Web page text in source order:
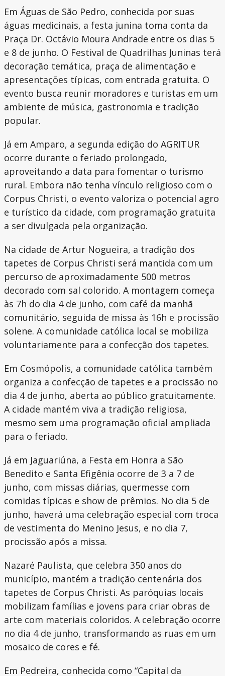
Em Águas de São Pedro, conhecida por suas
águas medicinais, a festa junina toma conta da
Praça Dr. Octávio Moura Andrade entre os dias 5
e 8 de junho. O Festival de Quadrilhas Juninas terá
decoração temática, praça de alimentação e
apresentações típicas, com entrada gratuita. O
evento busca reunir moradores e turistas em um
ambiente de música, gastronomia e tradição
popular.
Já em Amparo, a segunda edição do AGRITUR
ocorre durante o feriado prolongado,
aproveitando a data para fomentar o turismo
rural. Embora não tenha vínculo religioso com o
Corpus Christi, o evento valoriza o potencial agro
e turístico da cidade, com programação gratuita
a ser divulgada pela organização.
Na cidade de Artur Nogueira, a tradição dos
tapetes de Corpus Christi será mantida com um
percurso de aproximadamente 500 metros
decorado com sal colorido. A montagem começa
às 7h do dia 4 de junho, com café da manhã
comunitário, seguida de missa às 16h e procissão
solene. A comunidade católica local se mobiliza
voluntariamente para a confecção dos tapetes.
Em Cosmópolis, a comunidade católica também
organiza a confecção de tapetes e a procissão no
dia 4 de junho, aberta ao público gratuitamente.
A cidade mantém viva a tradição religiosa,
mesmo sem uma programação oficial ampliada
para o feriado.
Já em Jaguariúna, a Festa em Honra a São
Benedito e Santa Efigênia ocorre de 3 a 7 de
junho, com missas diárias, quermesse com
comidas típicas e show de prêmios. No dia 5 de
junho, haverá uma celebração especial com troca
de vestimenta do Menino Jesus, e no dia 7,
procissão após a missa.
Nazaré Paulista, que celebra 350 anos do
município, mantém a tradição centenária dos
tapetes de Corpus Christi. As paróquias locais
mobilizam famílias e jovens para criar obras de
arte com materiais coloridos. A celebração ocorre
no dia 4 de junho, transformando as ruas em um
mosaico de cores e fé.
Em Pedreira, conhecida como “Capital da